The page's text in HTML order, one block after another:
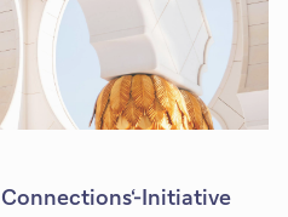
Initiative